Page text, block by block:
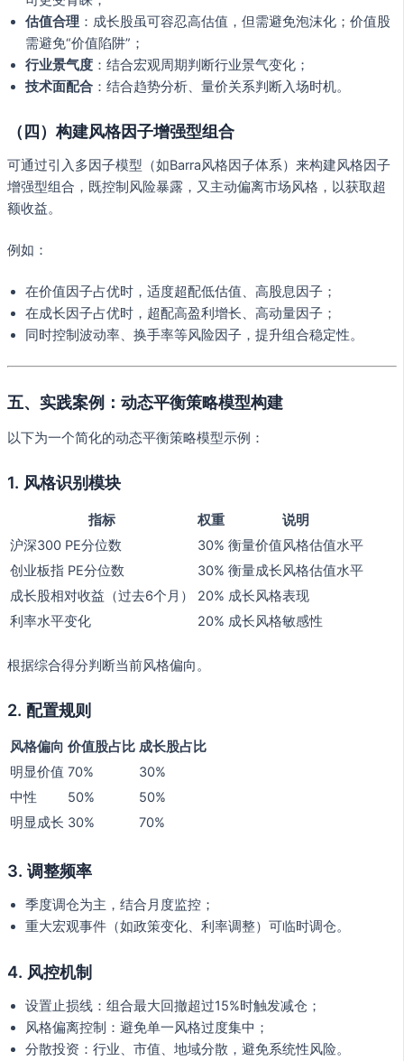
估值合理 ：成长股虽可容忍高估值，但需避免泡沫化；价值股
需避免“价值陷阱”；
行业景气度 ：结合宏观周期判断行业景气变化；
技术面配合 ：结合趋势分析、量价关系判断入场时机。
（四）构建风格因子增强型组合
可通过引入多因子模型（如Barra风格因子体系）来构建风格因子
增强型组合，既控制风险暴露，又主动偏离市场风格，以获取超
额收益。
例如：
在价值因子占优时，适度超配低估值、高股息因子；
在成长因子占优时，超配高盈利增长、高动量因子；
同时控制波动率、换手率等风险因子，提升组合稳定性。
五、实践案例：动态平衡策略模型构建
以下为一个简化的动态平衡策略模型示例：
1. 风格识别模块
指标 权重
说明
沪深300 PE分位数
30% 衡量价值风格估值水平
创业板指 PE分位数
30% 衡量成长风格估值水平
成长股相对收益（过去6个月）
20% 成长风格表现
利率水平变化
20% 成长风格敏感性
根据综合得分判断当前风格偏向。
2. 配置规则
风格偏向 价值股占比 成长股占比
明显价值 70%
30%
中性
50%
50%
明显成长 30% 70%
3. 调整频率
季度调仓为主，结合月度监控；
重大宏观事件（如政策变化、利率调整）可临时调仓。
4. 风控机制
设置止损线：组合最大回撤超过15%时触发减仓；
风格偏离控制：避免单一风格过度集中；
分散投资：行业、市值、地域分散，避免系统性风险。